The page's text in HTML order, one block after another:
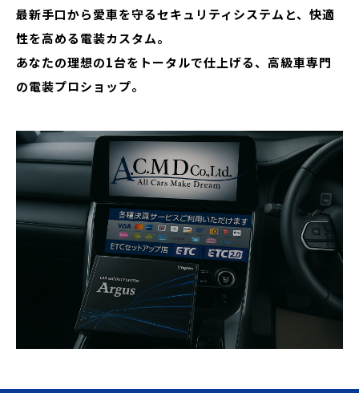
最新手口から愛車を守るセキュリティシステムと、快適
性を高める電装カスタム。
あなたの理想の1台をトータルで仕上げる、高級車専門
の電装プロショップ。